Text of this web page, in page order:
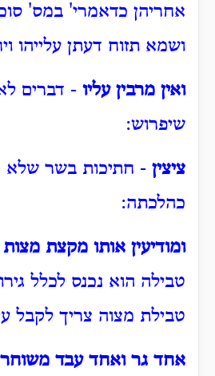
אחריהן כדאמרי' במס'
ושמא תזוח דעתן עלייהו
ואין מרבין עליו - דברים
שיפרוש:
ציצין - חתיכות בשר שלא
כהלכתה:
ומודיעין אותו מקצת מצות
טבילה הוא נכנס לכלל
טבילת מצוה צריך לקבל
אחד גר ואחד עבד